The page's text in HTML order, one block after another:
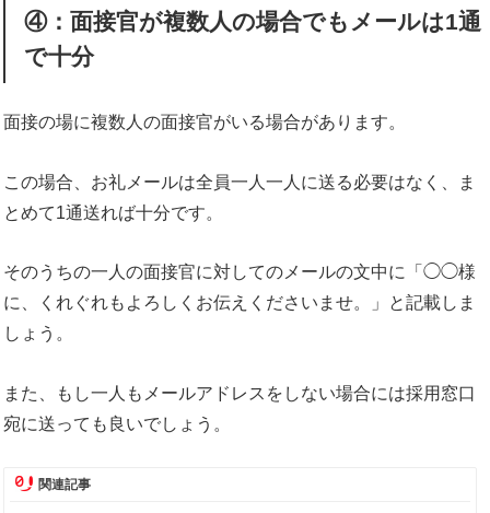
④：面接官が複数人の場合でもメールは1通
で十分
面接の場に複数人の面接官がいる場合があります。
この場合、お礼メールは全員一人一人に送る必要はなく、ま
とめて1通送れば十分です。
そのうちの一人の面接官に対してのメールの文中に「◯◯様
に、くれぐれもよろしくお伝えくださいませ。」と記載しま
しょう。
また、もし一人もメールアドレスをしない場合には採用窓口
宛に送っても良いでしょう。
関連記事